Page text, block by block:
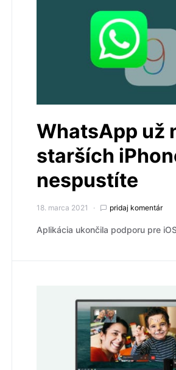
WhatsApp už
starších
nespustíte
18. marca 2021 pridaj komentár
Aplikácia ukončila podporu pre